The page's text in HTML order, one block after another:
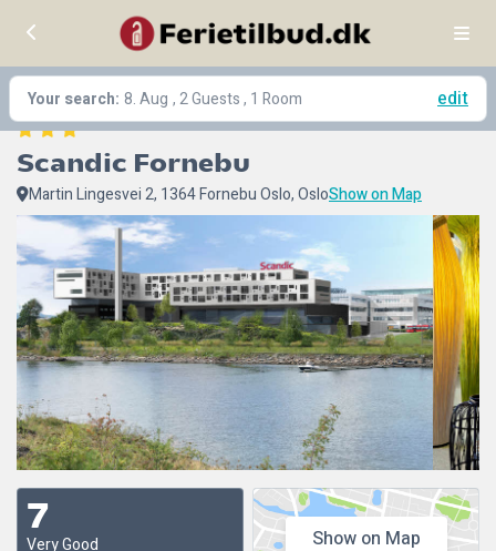
Your search: 8. Aug , 2 Guests , 1 Room edit
Scandic Fornebu
Martin Lingesvei 2, 1364 Fornebu Oslo, OsloShow on Map
7
Very Good
Show on Map